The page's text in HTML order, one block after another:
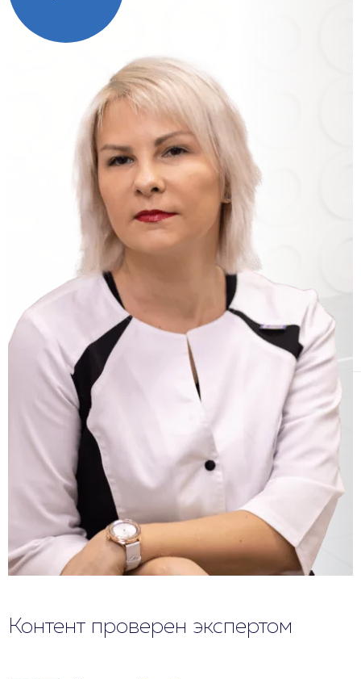
Контент проверен экспертом